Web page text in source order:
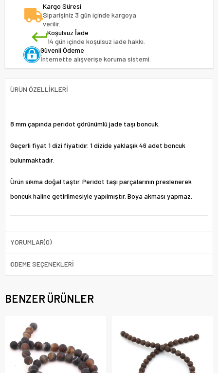
Kargo Süresi
Siparişiniz 3 gün içinde kargoya
verilir.
Koşulsuz İade
14 gün içinde koşulsuz iade hakkı.
Güvenli Ödeme
İnternette alışverişe koruma sistemi.
ÜRÜN ÖZELLIKLERI
8 mm çapında peridot görünümlü jade taşı boncuk.
Geçerli fiyat 1 dizi fiyatıdır. 1 dizide yaklaşık 46 adet boncuk
bulunmaktadır.
Ürün sıkma doğal taştır. Peridot taşı parçalarının preslenerek
boncuk haline getirilmesiyle yapılmıştır. Boya akması yapmaz.
YORUMLAR(0)
ÖDEME SEÇENEKLERI
BENZER ÜRÜNLER